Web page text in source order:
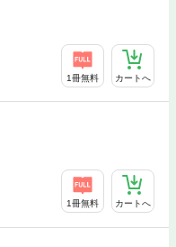
1冊無料 カートへ
1冊無料 カートへ